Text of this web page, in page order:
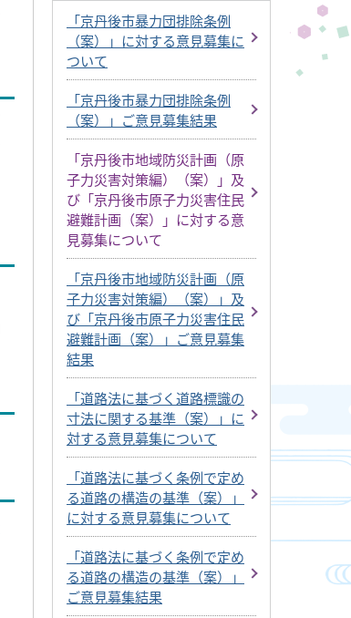
「京丹後市暴力団排除条例
（案）」に対する意見募集に
ついて
「京丹後市暴力団排除条例
（案）」ご意見募集結果
「京丹後市地域防災計画（原
子力災害対策編）（案）」及
び「京丹後市原子力災害住民
避難計画（案）」に対する意
見募集について
「京丹後市地域防災計画（原
子力災害対策編）（案）」及
び「京丹後市原子力災害住民
避難計画（案）」ご意見募集
結果
「道路法に基づく道路標識の
寸法に関する基準（案）」に
対する意見募集について
「道路法に基づく条例で定め
る道路の構造の基準（案）」
に対する意見募集について
「道路法に基づく条例で定め
る道路の構造の基準（案）」
ご意見募集結果